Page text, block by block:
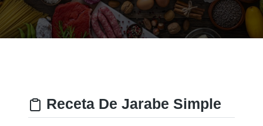
Receta De Jarabe Simple